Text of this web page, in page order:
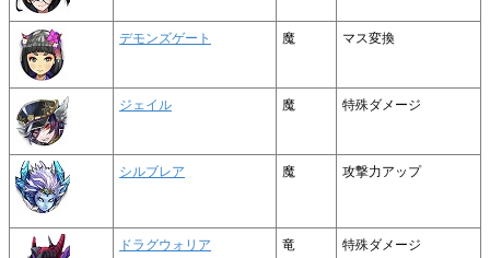
デモンズゲート 魔 マス変換
ジェイル 魔 特殊ダメージ
シルブレア 魔 攻撃力アップ
ドラグウォリア 竜 特殊ダメージ